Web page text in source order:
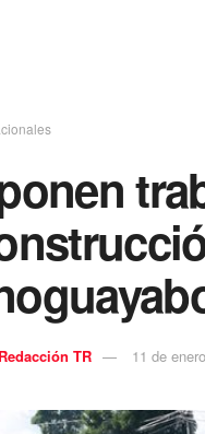
Redacción TR 11 de